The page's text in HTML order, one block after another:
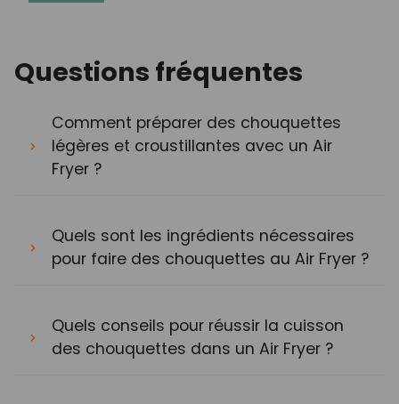
Questions fréquentes
Comment préparer des chouquettes
légères et croustillantes avec un Air
Fryer ?
Quels sont les ingrédients nécessaires
pour faire des chouquettes au Air Fryer ?
Quels conseils pour réussir la cuisson
des chouquettes dans un Air Fryer ?